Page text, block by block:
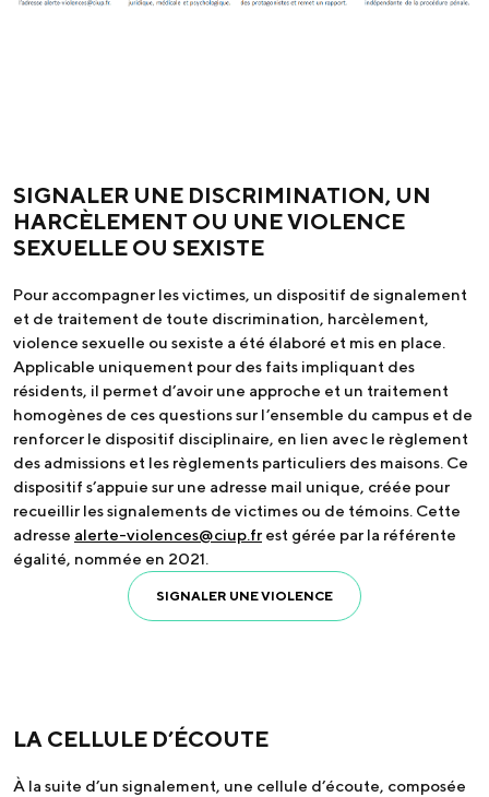
SIGNALER UNE DISCRIMINATION, UN
HARCÈLEMENT OU UNE VIOLENCE
SEXUELLE OU SEXISTE
Pour accompagner les victimes, un dispositif de signalement
et de traitement de toute discrimination, harcèlement,
violence sexuelle ou sexiste a été élaboré et mis en place.
Applicable uniquement pour des faits impliquant des
résidents, il permet d’avoir une approche et un traitement
homogènes de ces questions sur l’ensemble du campus et de
renforcer le dispositif disciplinaire, en lien avec le règlement
des admissions et les règlements particuliers des maisons. Ce
dispositif s’appuie sur une adresse mail unique, créée pour
recueillir les signalements de victimes ou de témoins. Cette
adresse alerte-violences@ciup.fr est gérée par la référente
égalité, nommée en 2021.
SIGNALER UNE VIOLENCE
LA CELLULE D’ÉCOUTE
À la suite d’un signalement, une cellule d’écoute, composée